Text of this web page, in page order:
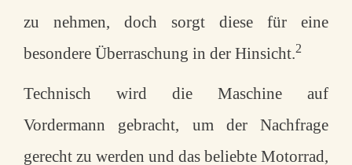
zu nehmen, doch sorgt diese für eine
besondere Überraschung in der Hinsicht.2
Technisch wird die Maschine auf
Vordermann gebracht, um der Nachfrage
gerecht zu werden und das beliebte Motorrad,